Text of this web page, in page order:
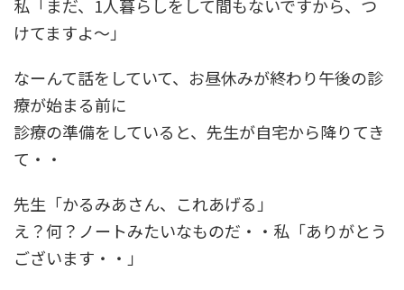
私「まだ、1人暮らしをして間もないですから、つ
けてますよ～」
なーんて話をしていて、お昼休みが終わり午後の診
療が始まる前に
診療の準備をしていると、先生が自宅から降りてき
て・・
先生「かるみあさん、これあげる」
え？何？ノートみたいなものだ・・私「ありがとう
ございます・・」